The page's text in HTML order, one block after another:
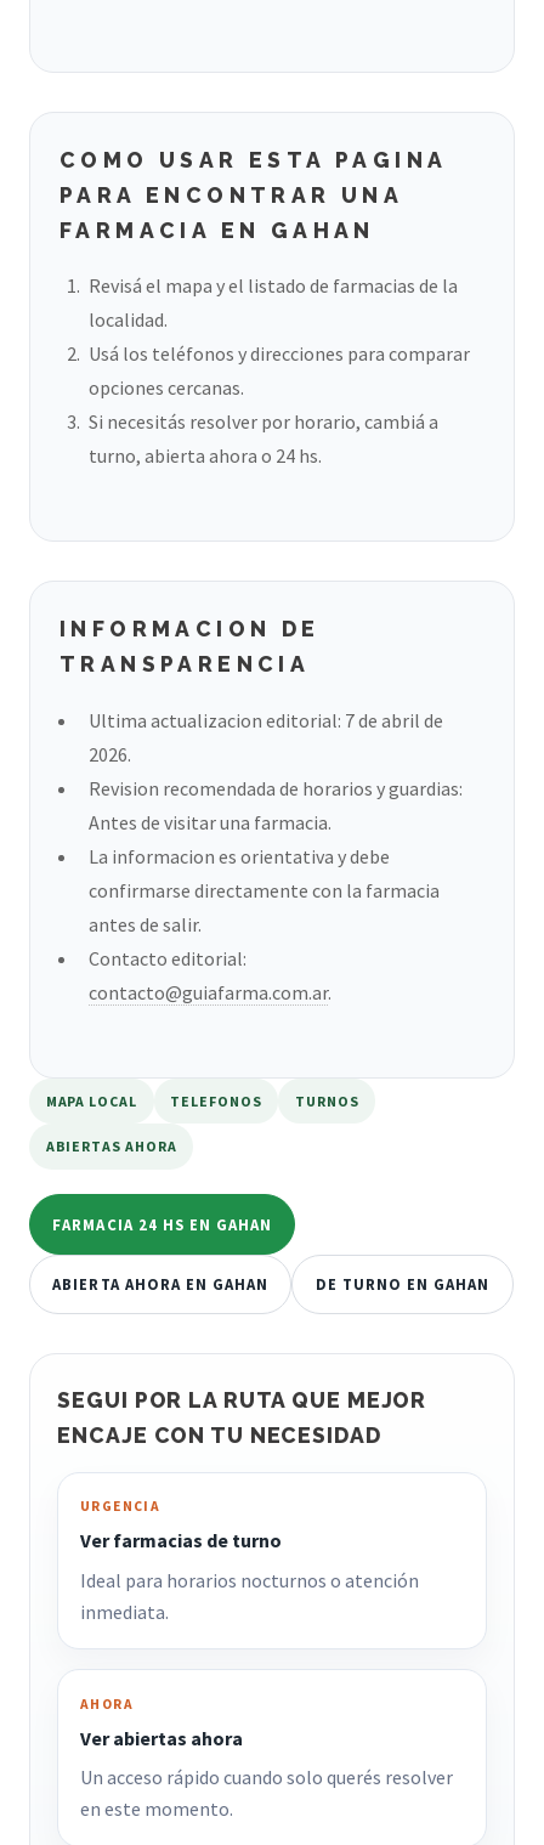
COMO USAR ESTA PAGINA
PARA ENCONTRAR UNA
FARMACIA EN GAHAN
Revisá el mapa y el listado de farmacias de la
localidad.
Usá los teléfonos y direcciones para comparar
opciones cercanas.
Si necesitás resolver por horario, cambiá a
turno, abierta ahora o 24 hs.
INFORMACION DE
TRANSPARENCIA
Ultima actualizacion editorial: 7 de abril de
2026.
Revision recomendada de horarios y guardias:
Antes de visitar una farmacia.
La informacion es orientativa y debe
confirmarse directamente con la farmacia
antes de salir.
Contacto editorial:
contacto@guiafarma.com.ar.
MAPA LOCAL TELEFONOS TURNOS
ABIERTAS AHORA
FARMACIA 24 HS EN GAHAN
ABIERTA AHORA EN GAHAN DE TURNO EN GAHAN
SEGUI POR LA RUTA QUE MEJOR
ENCAJE CON TU NECESIDAD
URGENCIA
Ver farmacias de turno
Ideal para horarios nocturnos o atención
inmediata.
AHORA
Ver abiertas ahora
Un acceso rápido cuando solo querés resolver
en este momento.